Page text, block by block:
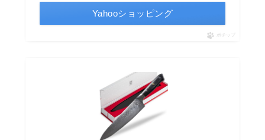
Yahooショッピング
ポチップ